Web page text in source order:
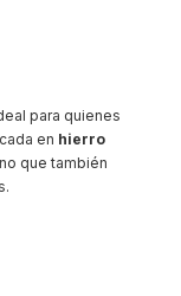
para quienes
en hierro
que también